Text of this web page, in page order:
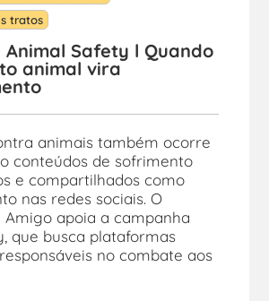
tratos
Animal Safety l Quando
animal vira
animais também ocorre
conteúdos de sofrimento
e compartilhados como
nas redes sociais. O
Amigo apoia a campanha
que busca plataformas
no combate aos